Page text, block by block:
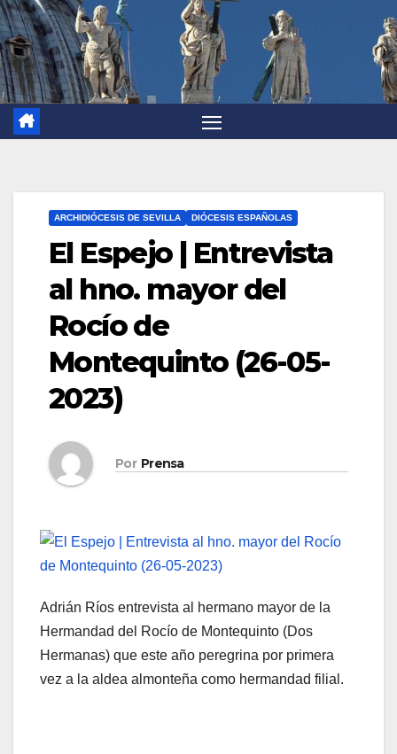
ARCHIDIÓCESIS DE SEVILLA DIÓCESIS ESPAÑOLAS
El Espejo | Entrevista
al hno. mayor del
Rocío de
Montequinto (26-05-
2023)
Por Prensa
Adrián Ríos entrevista al hermano mayor de la
Hermandad del Rocío de Montequinto (Dos
Hermanas) que este año peregrina por primera
vez a la aldea almonteña como hermandad filial.